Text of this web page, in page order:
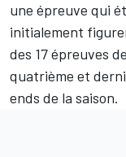
une épreuve qui
initialement
des 17 épreuves
quatrième et
ends de la saison.